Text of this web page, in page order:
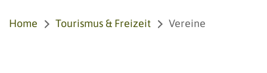
Home Tourismus & Freizeit Vereine